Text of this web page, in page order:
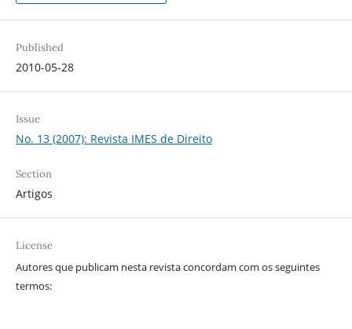
Published
2010-05-28
Issue
No. 13 (2007): Revista IMES de Direito
Section
Artigos
License
Autores que publicam nesta revista concordam com os seguintes
termos: